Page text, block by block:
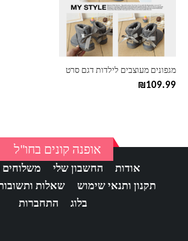
מגפונים מעוצבים לילדות דגם סרט
₪109.99
ניתן
לבחור
האפשרויות
אופנה קונים בחו"ל
אודות החשבון שלי
משלוחים
תקנון ותנאי שימוש
שאלות
בלוג
התחברות